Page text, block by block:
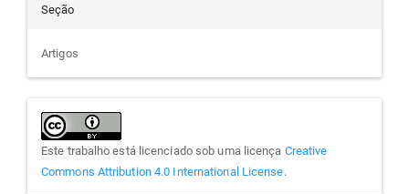
Seção
Artigos
Este trabalho está licenciado sob uma licença Creative
Commons Attribution 4.0 International License.